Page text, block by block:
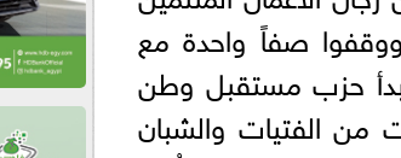
ووقفوا صفاً واحدة مع
بدأ حزب مستقبل وطن
من الفتيات والشبان